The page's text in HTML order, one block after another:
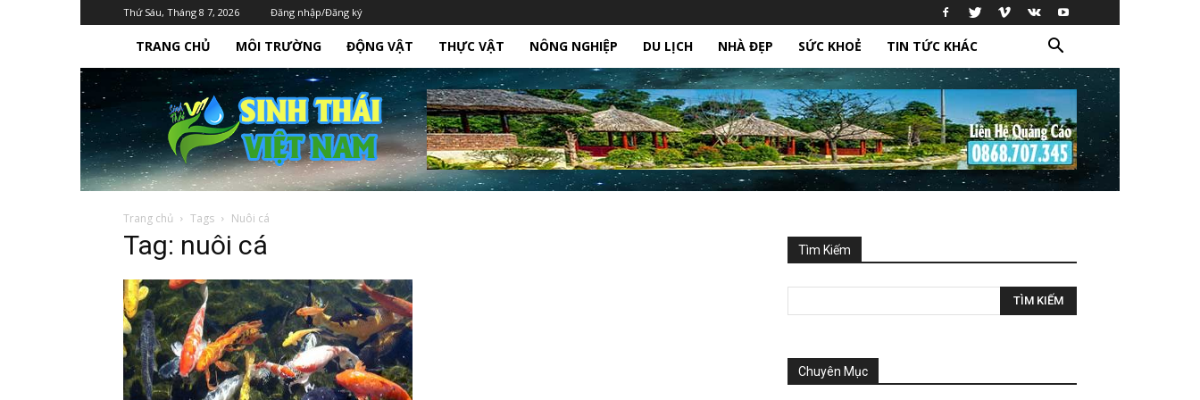
Thứ Sáu, Tháng 8 7, 2026 Đăng nhập/Đăng ký
TRANG CHỦ MÔI TRƯỜNG ĐỘNG VẬT THỰC VẬT NÔNG NGHIỆP DU LỊCH NHÀ ĐẸP SỨC KHOẺ TIN TỨC KHÁC
Sinh
Thái
Việt
Nam
Trang chủ Tags Nuôi cá
Tag: nuôi cá Tìm Kiếm
Chuyên Mục